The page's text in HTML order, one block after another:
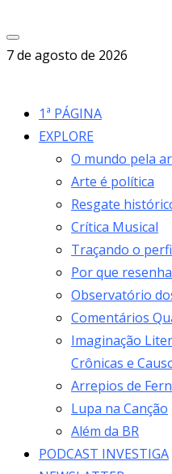
7 de agosto de 2026
1ª PÁGINA
EXPLORE
O mundo pela
Arte é política
Resgate
Crítica Musical
Traçando o
Por que
Observatório
Comentários
Imaginação
Crônicas e
Arrepios de
Lupa na Canção
Além da BR
PODCAST INVESTIGA